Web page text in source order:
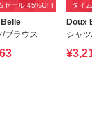
セール 45%OFF
/ブラウス
タイ
Doux
シャ